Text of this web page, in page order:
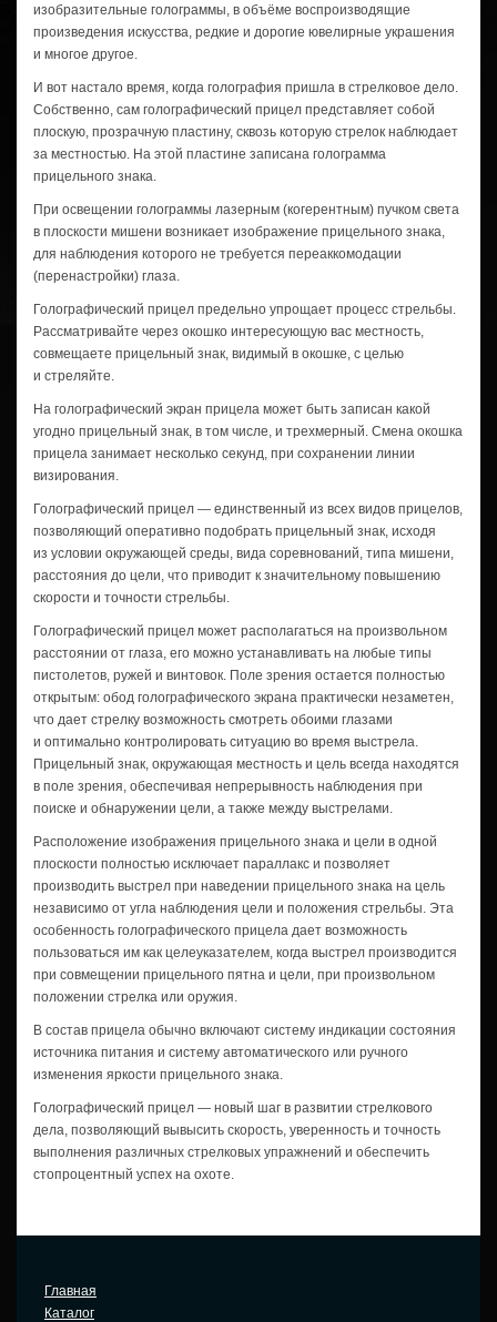
изобразительные голограммы, в объёме воспроизводящие
произведения искусства, редкие и дорогие ювелирные украшения
и многое другое.
И вот настало время, когда голография пришла в стрелковое дело.
Собственно, сам голографический прицел представляет собой
плоскую, прозрачную пластину, сквозь которую стрелок наблюдает
за местностью. На этой пластине записана голограмма
прицельного знака.
При освещении голограммы лазерным (когерентным) пучком света
в плоскости мишени возникает изображение прицельного знака,
для наблюдения которого не требуется переаккомодации
(перенастройки) глаза.
Голографический прицел предельно упрощает процесс стрельбы.
Рассматривайте через окошко интересующую вас местность,
совмещаете прицельный знак, видимый в окошке, с целью
и стреляйте.
На голографический экран прицела может быть записан какой
угодно прицельный знак, в том числе, и трехмерный. Смена окошка
прицела занимает несколько секунд, при сохранении линии
визирования.
Голографический прицел — единственный из всех видов прицелов,
позволяющий оперативно подобрать прицельный знак, исходя
из условии окружающей среды, вида соревнований, типа мишени,
расстояния до цели, что приводит к значительному повышению
скорости и точности стрельбы.
Голографический прицел может располагаться на произвольном
расстоянии от глаза, его можно устанавливать на любые типы
пистолетов, ружей и винтовок. Поле зрения остается полностью
открытым: обод голографического экрана практически незаметен,
что дает стрелку возможность смотреть обоими глазами
и оптимально контролировать ситуацию во время выстрела.
Прицельный знак, окружающая местность и цель всегда находятся
в поле зрения, обеспечивая непрерывность наблюдения при
поиске и обнаружении цели, а также между выстрелами.
Расположение изображения прицельного знака и цели в одной
плоскости полностью исключает параллакс и позволяет
производить выстрел при наведении прицельного знака на цель
независимо от угла наблюдения цели и положения стрельбы. Эта
особенность голографического прицела дает возможность
пользоваться им как целеуказателем, когда выстрел производится
при совмещении прицельного пятна и цели, при произвольном
положении стрелка или оружия.
В состав прицела обычно включают систему индикации состояния
источника питания и систему автоматического или ручного
изменения яркости прицельного знака.
Голографический прицел — новый шаг в развитии стрелкового
дела, позволяющий вывысить скорость, уверенность и точность
выполнения различных стрелковых упражнений и обеспечить
стопроцентный успех на охоте.
Главная
Каталог